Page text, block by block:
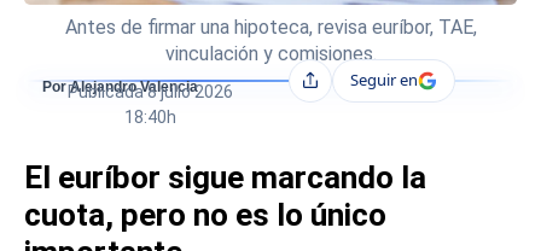
Antes de firmar una hipoteca, revisa euríbor, TAE,
vinculación y comisiones.
Por Alejandro Valencia
Publicada8 julio 2026
18:40h
CompartirSeguir en
El euríbor sigue marcando la
cuota, pero no es lo único